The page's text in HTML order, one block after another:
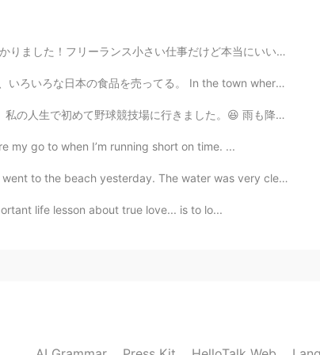
す💕
2020.12.27 10:21
い経験になると思います。仕事は漫画を日本語から英語まで翻訳します。これからもっといい経...
品を売ってる。 In the town where I live, there’s a small Asian market...
た。😆 雨も降るし,思ったよりとても長いゲームだったので退屈でした。☔ 2時間以上...
my go to when I’m running short on time. ...
beach yesterday. The water was very clear. The weather ...
life lesson about true love... is to lo...